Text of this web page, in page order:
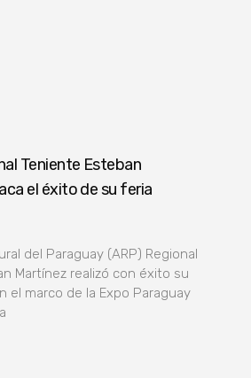
Teniente Esteban
el éxito de su feria
del Paraguay (ARP) Regional
Martínez realizó con éxito su
el marco de la Expo Paraguay